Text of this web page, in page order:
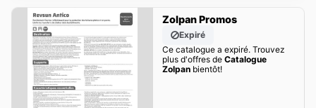
Zolpan Promos
Expiré
Ce catalogue a expiré. Trouvez
plus d'offres de Catalogue
Zolpanbientôt!